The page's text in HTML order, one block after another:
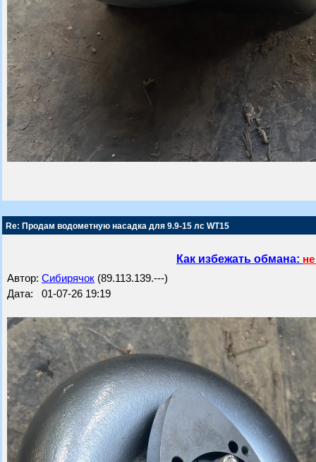
Re: Продам водометную насадка для 9.9-15 лс WT15
Как избежать обмана:
Автор: Сибирячок (89.113.139.---)
Дата: 01-07-26 19:19